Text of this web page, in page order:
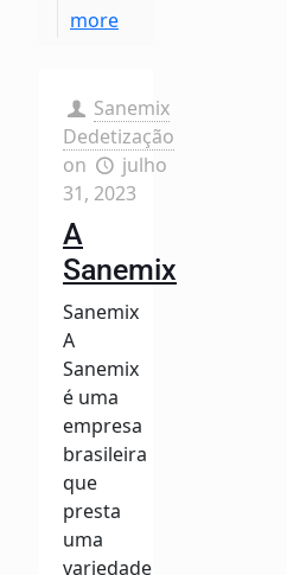
more
Sanemix
Dedetização
on
julho
31, 2023
A
Sanemix
Sanemix
A
Sanemix
é uma
empresa
brasileira
que
presta
uma
variedade